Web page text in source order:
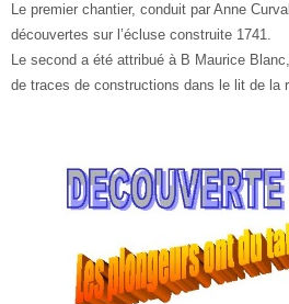
Le premier chantier, conduit par Anne
découvertes sur l’écluse construite 1741.
Le second a été attribué à B Maurice
de traces de constructions dans le lit de la